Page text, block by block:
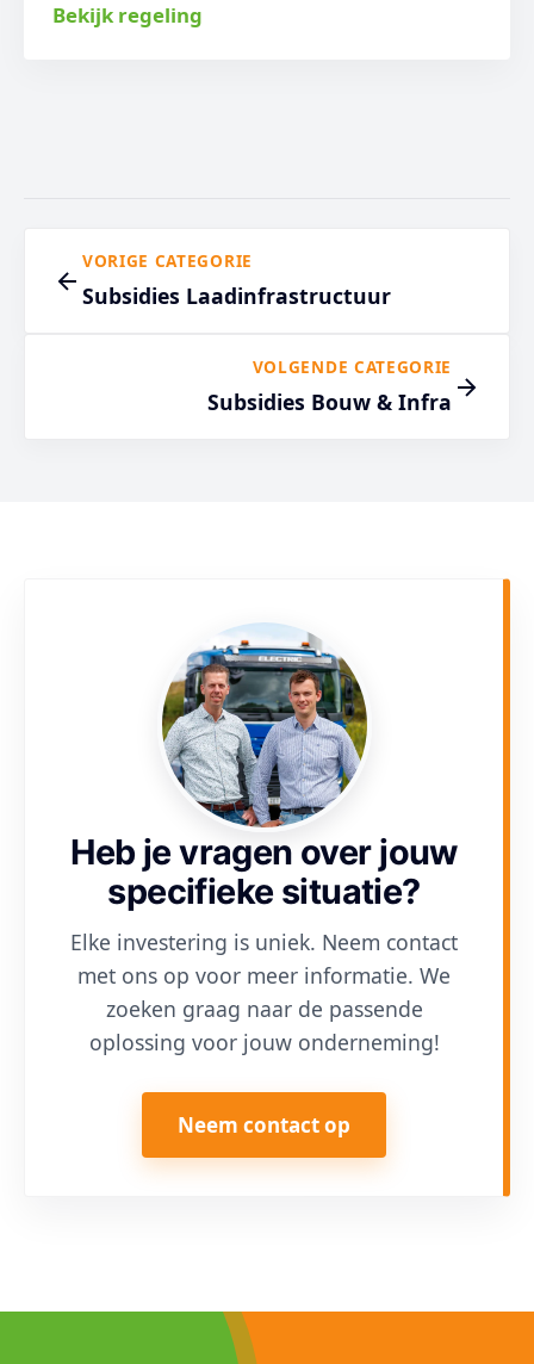
Bekijk regeling
VORIGE CATEGORIE
Subsidies Laadinfrastructuur
VOLGENDE CATEGORIE
Subsidies Bouw & Infra
Heb je vragen over jouw
specifieke situatie?
Elke investering is uniek. Neem contact
met ons op voor meer informatie. We
zoeken graag naar de passende
oplossing voor jouw onderneming!
Neem contact op